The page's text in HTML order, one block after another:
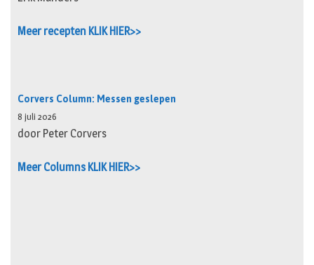
Meer recepten KLIK HIER>>
Corvers Column: Messen geslepen
8 juli 2026
door Peter Corvers
Meer Columns KLIK HIER>>